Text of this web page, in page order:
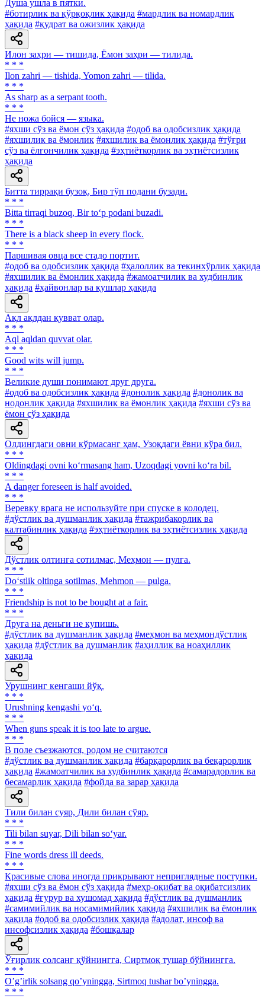
Душа ушла в пятки.
#ботирлик ва қўрқоқлик ҳақида #мардлик ва номардлик
ҳақида #қудрат ва ожизлик ҳақида
Илон заҳри — тишида, Ёмон заҳри — тилида.
* * *
Ilon zahri — tishida, Yomon zahri — tilida.
* * *
As sharp as a serpant tooth.
* * *
Не ножа бойся — языка.
#яхши сўз ва ёмон сўз ҳақида #одоб ва одобсизлик ҳақида
#яхшилик ва ёмонлик #яхшилик ва ёмонлик ҳақида #тўғри
сўз ва ёлғончилик ҳақида #эҳтиёткорлик ва эҳтиётсизлик
ҳақида
Битта тиррақи бузоқ, Бир тўп подани бузади.
* * *
Bitta tirraqi buzoq, Bir to‘p podani buzadi.
* * *
There is a black sheep in every flock.
* * *
Паршивая овца все стадо портит.
#одоб ва одобсизлик ҳақида #ҳалоллик ва текинхўрлик ҳақида
#яхшилик ва ёмонлик ҳақида #жамоатчилик ва худбинлик
ҳақида #ҳайвонлар ва қушлар ҳақида
Ақл ақлдан қувват олар.
* * *
Aql aqldan quvvat olar.
* * *
Good wits will jump.
* * *
Великие души понимают друг друга.
#одоб ва одобсизлик ҳақида #донолик ҳақида #донолик ва
нодонлик ҳақида #яхшилик ва ёмонлик ҳақида #яхши сўз ва
ёмон сўз ҳақида
Олдингдаги овни кўрмасанг ҳам, Узоқдаги ёвни кўра бил.
* * *
Oldingdagi ovni ko‘rmasang ham, Uzoqdagi yovni ko‘ra bil.
* * *
A danger foreseen is half avoided.
* * *
Веревку врага не используйте при спуске в колодец.
#дўстлик ва душманлик ҳақида #тажрибакорлик ва
калтабинлик ҳақида #эҳтиёткорлик ва эҳтиётсизлик ҳақида
Дўстлик олтинга сотилмас, Меҳмон — пулга.
* * *
Do‘stlik oltinga sotilmas, Mehmon — pulga.
* * *
Friendship is not to be bought at a fair.
* * *
Друга на деньги не купишь.
#дўстлик ва душманлик ҳақида #меҳмон ва меҳмондўстлик
ҳақида #дўстлик ва душманлик #аҳиллик ва ноаҳиллик
ҳақида
Урушнинг кенгаши йўқ.
* * *
Urushning kengashi yo‘q.
* * *
When guns speak it is too late to argue.
* * *
В поле съезжаются, родом не считаются
#дўстлик ва душманлик ҳақида #барқарорлик ва беқарорлик
ҳақида #жамоатчилик ва худбинлик ҳақида #самарадорлик ва
бесамарлик ҳақида #фойда ва зарар ҳақида
Тили билан суяр, Дили билан сўяр.
* * *
Tili bilan suyar, Dili bilan so‘yar.
* * *
Fine words dress ill deeds.
* * *
Красивые слова иногда прикрывают неприглядные поступки.
#яхши сўз ва ёмон сўз ҳақида #меҳр-оқибат ва оқибатсизлик
ҳақида #ғурур ва хушомад ҳақида #дўстлик ва душманлик
#самимийлик ва носамимийлик ҳақида #яхшилик ва ёмонлик
ҳақида #одоб ва одобсизлик ҳақида #адолат, инсоф ва
инсофсизлик ҳақида #бошқалар
Ўғирлик солсанг қўйнингга, Сиртмоқ тушар бўйнингга.
* * *
Oʼgʼirlik solsang qoʼyningga, Sirtmoq tushar boʼyningga.
* * *